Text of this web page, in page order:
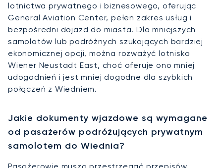
lotnictwa prywatnego i biznesowego, oferując
General Aviation Center, pełen zakres usług i
bezpośredni dojazd do miasta. Dla mniejszych
samolotów lub podróżnych szukających bardziej
ekonomicznej opcji, można rozważyć lotnisko
Wiener Neustadt East, choć oferuje ono mniej
udogodnień i jest mniej dogodne dla szybkich
połączeń z Wiedniem.
Jakie dokumenty wjazdowe są wymagane
od pasażerów podróżujących prywatnym
samolotem do Wiednia?
Pasażerowie muszą przestrzegać przepisów